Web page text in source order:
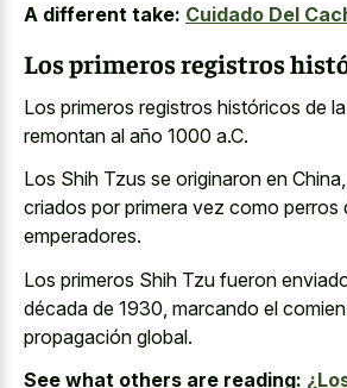
A different take: Cuidado Del
Los primeros registros
Los primeros registros históricos de
remontan al año 1000 a.C.
Los Shih Tzus se originaron en
criados por primera vez como perros
emperadores.
Los primeros Shih Tzu fueron
década de 1930, marcando el
propagación global.
See what others are reading: